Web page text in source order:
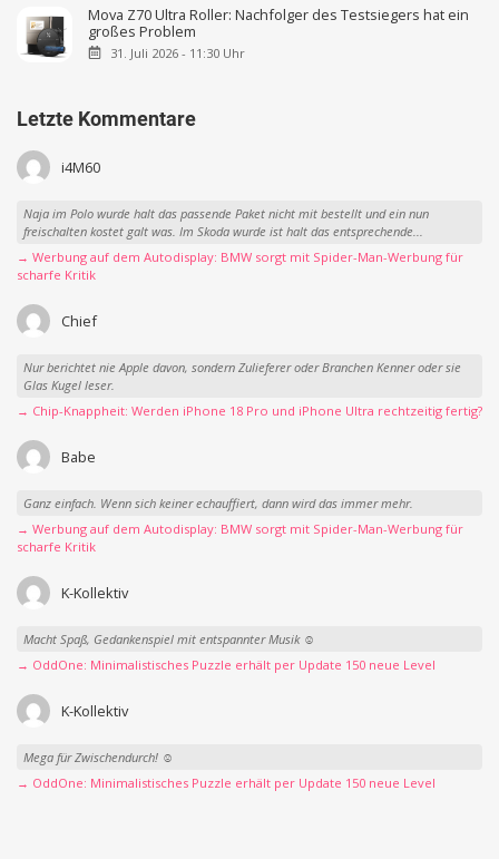
Mova Z70 Ultra Roller: Nachfolger des Testsiegers hat ein
großes Problem
31. Juli 2026 - 11:30 Uhr
Letzte Kommentare
i4M60
Naja im Polo wurde halt das passende Paket nicht mit bestellt und ein nun
freischalten kostet galt was. Im Skoda wurde ist halt das entsprechende...
→ Werbung auf dem Autodisplay: BMW sorgt mit Spider-Man-Werbung für
scharfe Kritik
Chief
Nur berichtet nie Apple davon, sondern Zulieferer oder Branchen Kenner oder sie
Glas Kugel leser.
→ Chip-Knappheit: Werden iPhone 18 Pro und iPhone Ultra rechtzeitig fertig?
Babe
Ganz einfach. Wenn sich keiner echauffiert, dann wird das immer mehr.
→ Werbung auf dem Autodisplay: BMW sorgt mit Spider-Man-Werbung für
scharfe Kritik
K-Kollektiv
Macht Spaß, Gedankenspiel mit entspannter Musik ☺️
→ OddOne: Minimalistisches Puzzle erhält per Update 150 neue Level
K-Kollektiv
Mega für Zwischendurch! ☺️
→ OddOne: Minimalistisches Puzzle erhält per Update 150 neue Level